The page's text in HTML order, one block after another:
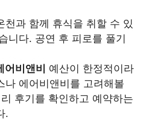
천과 함께 휴식을 취할 수 있
니다. 공연 후 피로를 풀기
비앤비
예산이 한정적이라
나 에어비앤비를 고려해볼
후기를 확인하고 예약하는
.